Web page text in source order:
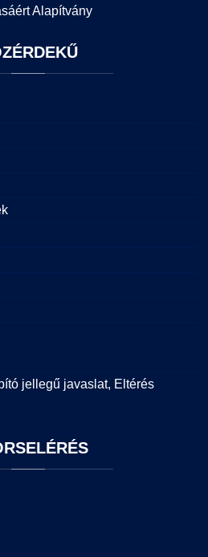
Alapítvány
jellegű javaslat, Eltérés